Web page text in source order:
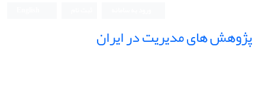
پژوهش های مدیریت در ایران